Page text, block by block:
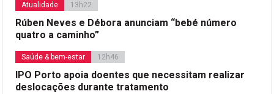
Atualidade 13h22
Rúben Neves e Débora anunciam “bebé número
quatro a caminho”
Saúde & bem-estar 12h46
IPO Porto apoia doentes que necessitam realizar
deslocações durante tratamento